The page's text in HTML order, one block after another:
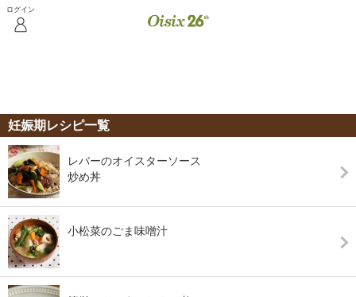
妊娠期レシピ一覧
レバーのオイスターソース
炒め丼
小松菜のごま味噌汁